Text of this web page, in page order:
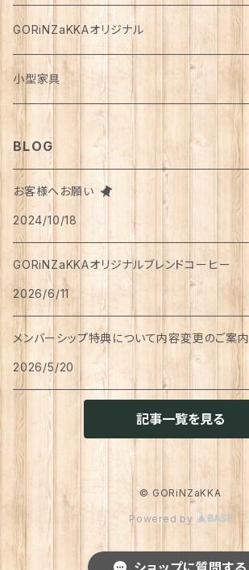
鏡
お風呂・ランドリー
タオル
スリッパ
マスク
ハンドソープ
アロマ・お香
トラベルセット
カレンダー
クッション・クッションカバー
ファブリック・マルチカバー
ブランケット
照明
ブランケット
バッグ
カゴバッグ
スマホショルダーバッグ
ポーチ
お財布・カード入れ
手袋・アームカバー
ハンカチ
てぬぐい
キーホルダー
メガネ・メガネケース
傘
カトラリー
ストロー
ポット・急須
湯のみ
グラス
カップ&ソーサー
マグカップ
コースター
お皿
箸置き
お菓子作り
ふきん
鉢
はさみ
支柱
紙類
ノート
カード
はがき
ペン
メモ帳
スケジュール帳
はさみ
ふせん
マスキングテープ
ミニチュア
アウトドア
手芸用品
パーカー・ウィンドブレーカー
カーディガン
ベスト
ブルゾン
五分丈、七分丈
ニット
タンクトップ
フレンチスリーブ
キュロット
ワイドパンツ
パンツ
ルームウェア・パジャマ
アンダーウェア
レッグウェア
靴下
タイツ
足首ウォーマー
メンズ
ボトムス
アウター
ジャケット
トップス
バッテリー
ブランケット・寝具
お餅
麺類
穀物
粉物
缶詰・瓶詰
レトルト惣菜
カレー
味噌汁・スープ
お茶漬け
乾物
調味料・オイル
だし
水・炭酸水
ジュース
コーヒー
紅茶
お茶
ハーブティー
希釈飲料
ペーパー類
トイレットペーパー
ティッシュペーパー
ライト
ろうそく
猫用
メダカ
無添加・手作り（犬用）
猫用
缶詰
犬用
猫用
レトルト食品
犬用
猫用
おやつ
犬用
猫用
犬猫共通
食器
犬用
猫用
衣類・服飾雑貨
犬用
猫用
おもちゃ
猫用
ボディケア
犬用
猫用
犬猫兼用
ベッド
トイレ周り
犬用
猫用
犬猫兼用
その他雑貨
サプリメント
化粧水
乳液
医薬部外品
リップクリーム
メイク用品
ボディーソープ
ヘアケア
クシ・ブラシ
シャンプー
リンスインシャンプー
トリートメント
せっけん
洗顔
ハンドクリーム
オーラルケア
入浴剤・バスボム
食品・飲料
食器類
タオル
洗剤
防災用品
ラッピング資材
GORiNZaKKAオリジナル
アパレル
Tシャツ
アクセサリー
ピアス
イヤリング・ノンホールピアス
リング
飲料
珈琲
小型家具
スツール
BLOG
お客様へお願い
2024/10/18
GORiNZaKKAオリジナルブレンドコーヒー
2026/6/11
メンバーシップ特典について内容変更のご案内
2026/5/20
記事一覧を見る
© GORiNZaKKA
Powered by